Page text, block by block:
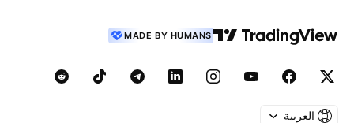
MADE BY HUMANS
العربية